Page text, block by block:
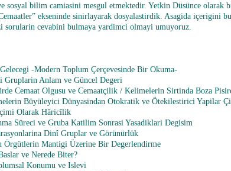
sosyal bilim camiasini mesgul etmektedir. Yetkin Düsünce olarak
ekseninde sinirlayarak dosyalastirdik. Asagida içerigini
sorularin cevabini bulmaya yardimci olmayi umuyoruz.
-Modern Toplum Çerçevesinde Bir Okuma-
Gruplarin Anlam ve Güncel Degeri
Cemaat Olgusu ve Cemaatçilik / Kelimelerin Sirtinda Boza
Büyüleyici Dünyasindan Otokratik ve Ötekilestirici Yapilar
Olarak Hâricîlik
Süreci ve Gruba Katilim Sonrasi Yasadiklari Degisim
Dinî Gruplar ve Görünürlük
Örgütlerin Mantigi Üzerine Bir Degerlendirme
ve Nerede Biter?
Konumu ve Islevi